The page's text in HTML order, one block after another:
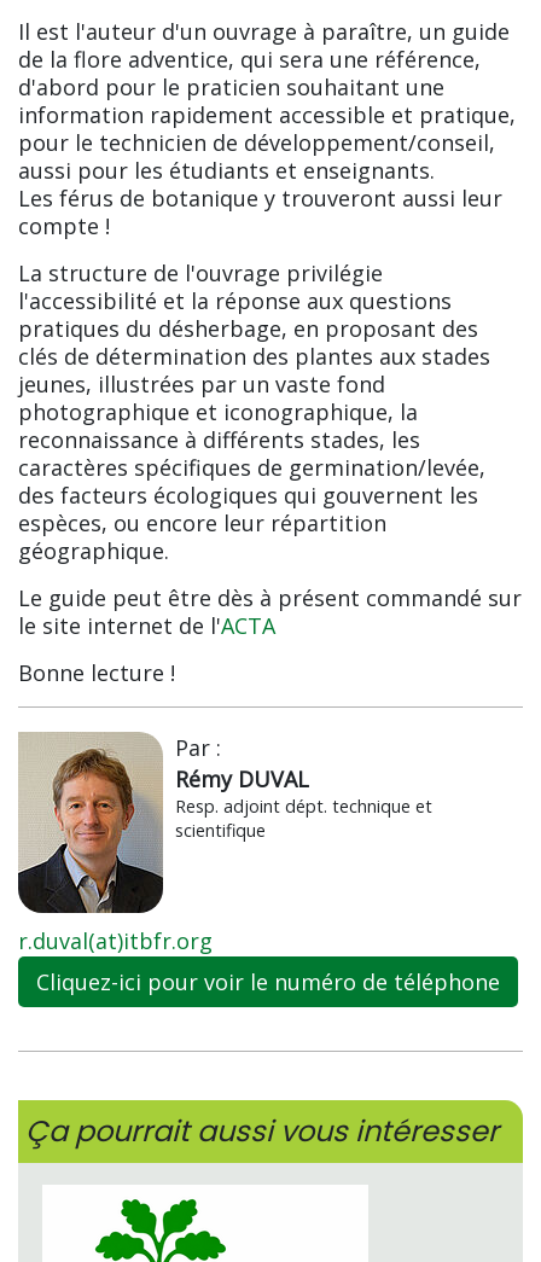
Il est l'auteur d'un ouvrage à paraître, un guide
de la flore adventice, qui sera une référence,
d'abord pour le praticien souhaitant une
information rapidement accessible et pratique,
pour le technicien de développement/conseil,
aussi pour les étudiants et enseignants.
Les férus de botanique y trouveront aussi leur
compte !
La structure de l'ouvrage privilégie
l'accessibilité et la réponse aux questions
pratiques du désherbage, en proposant des
clés de détermination des plantes aux stades
jeunes, illustrées par un vaste fond
photographique et iconographique, la
reconnaissance à différents stades, les
caractères spécifiques de germination/levée,
des facteurs écologiques qui gouvernent les
espèces, ou encore leur répartition
géographique.
Le guide peut être dès à présent commandé sur
le site internet de l'ACTA
Bonne lecture !
Par :
Rémy DUVAL
Resp. adjoint dépt. technique et
scientifique
r.duval(at)itbfr.org
Cliquez-ici pour voir le numéro de téléphone
Ça pourrait aussi vous intéresser